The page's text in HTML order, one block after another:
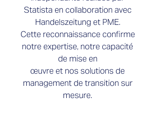
Statista en collaboration avec
Handelszeitung et PME.
Cette reconnaissance confirme
notre expertise, notre capacité
de mise en
œuvre et nos solutions de
management de transition sur
mesure.